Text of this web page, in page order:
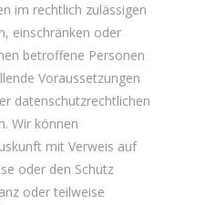
im rechtlich zulässigen
einschränken oder
betroffene Personen
Voraussetzungen
datenschutzrechtlichen
Wir können
mit Verweis auf
oder den Schutz
oder teilweise